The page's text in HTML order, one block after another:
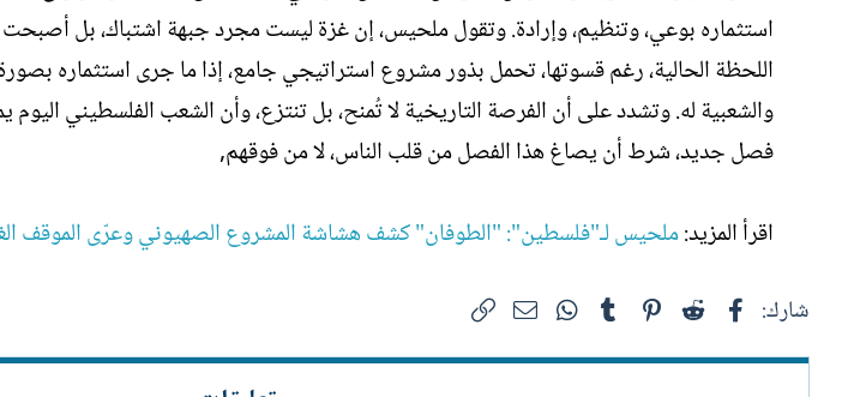
استثماره بوعي، وتنظيم، وإرادة. وتقول ملحيس، إن غزة ليست مجرد جبهة اشتباك، بل أصبحت
اللحظة الحالية، رغم قسوتها، تحمل بذور مشروع استراتيجي جامع، إذا ما جرى استثماره
والشعبية له. وتشدد على أن الفرصة التاريخية لا تُمنح، بل تنتزع، وأن الشعب الفلسطيني اليوم
فصل جديد، شرط أن يصاغ هذا الفصل من قلب الناس، لا من فوقهم,
اقرأ المزيد:ملحيس لـ"فلسطين": "الطوفان" كشف هشاشة المشروع الصهيوني وعرّى الموقف
شارك: فيسبوكReddit
Pinterest
Tumblr
WhatsAppالبريد الإلكتروني